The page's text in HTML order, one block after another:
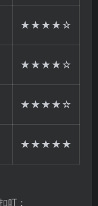
★★★★☆
★★★★☆
★★★★☆
★★★★★
叮：